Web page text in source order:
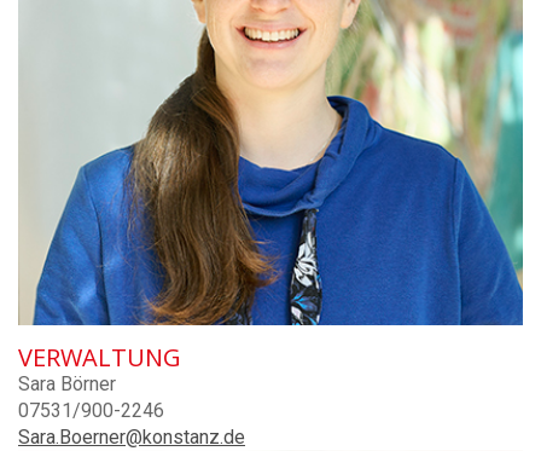
VERWALTUNG
Sara Börner
07531/900-2246
Sara.Boerner@konstanz.de